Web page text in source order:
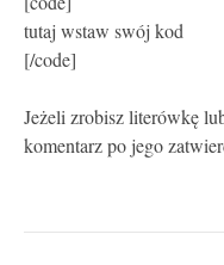
tutaj wstaw swój kod
[/code]
Jeżeli zrobisz literówkę
komentarz po jego